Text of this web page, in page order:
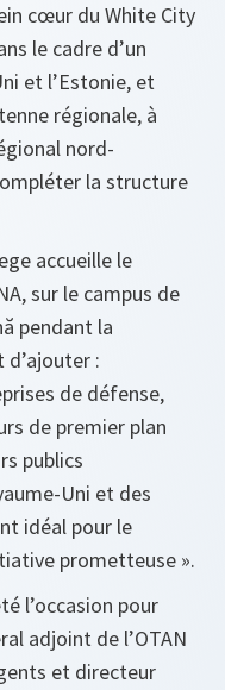
cœur du White City
le cadre d’un
et l’Estonie, et
régionale, à
nord-
la structure
accueille le
sur le campus de
pendant la
:
de défense,
de premier plan
publics
Uni et des
idéal pour le
prometteuse ».
l’occasion pour
adjoint de l’OTAN
et directeur